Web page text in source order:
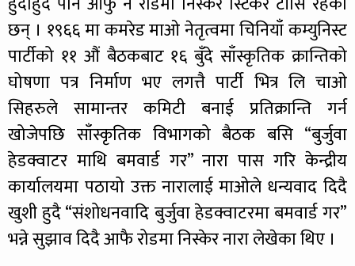
छन् । १९६६ मा कमरेड माओ नेतृत्वमा चिनियाँ कम्युनिस्ट
पार्टीको ११ औं बैठकबाट १६ बुँदे साँस्कृतिक क्रान्तिको
घोषणा पत्र निर्माण भए लगत्तै पार्टी भित्र लि चाओ
सिहरुले सामान्तर कमिटी बनाई प्रतिक्रान्ति गर्न
खोजेपछि साँस्कृतिक विभागको बैठक बसि “बुर्जुवा
हेडक्वाटर माथि बमवार्ड गर” नारा पास गरि केन्द्रीय
कार्यालयमा पठायो उक्त नारालाई माओले धन्यवाद दिदै
खुशी हुदै “संशोधनवादि बुर्जुवा हेडक्वाटरमा बमवार्ड गर”
भन्ने सुझाव दिदै आफै रोडमा निस्केर नारा लेखेका थिए ।